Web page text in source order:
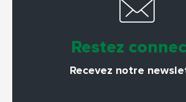
Restez
Recevez notre